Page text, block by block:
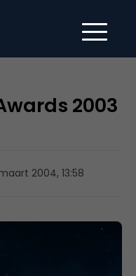
2003
2004, 13:58